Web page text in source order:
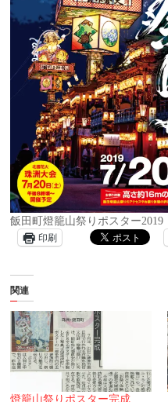
飯田町燈籠山祭りポスター2019
印刷
関連
燈籠山祭りポスター完成